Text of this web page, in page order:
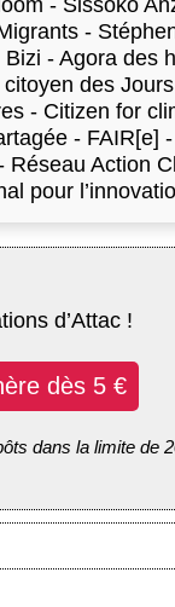
-
- Agora des
des
- Citizen for
- FAIR[e]
Action
pour
d’Attac !
dès 5 €
dans la limite de